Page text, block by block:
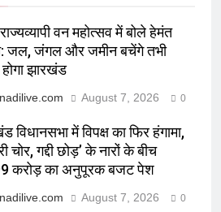
वन महोत्सव में बोले हेमंत
जल, जंगल और जमीन बचेंगे तभी
होगा झारखंड
August 7, 2026 0
विधानसभा में विपक्ष का फिर हंगामा,
चोर, गद्दी छोड़’ के नारों के बीच
करोड़ का अनुपूरक बजट पेश
August 7, 2026 0